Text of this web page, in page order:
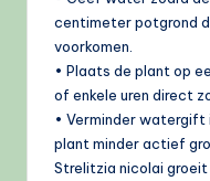
centimeter potgrond
voorkomen.
• Plaats de plant op
of enkele uren direct
• Verminder watergift
plant minder actief
Strelitzia nicolai